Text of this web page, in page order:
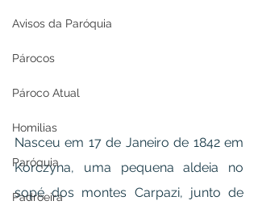
Avisos da Paróquia
Párocos
Pároco Atual
Homilias
Paróquia
Padroeira
Nasceu em 17 de Janeiro de 1842 em
Korczyna, uma pequena aldeia no
sopé dos montes Carpazi, junto de